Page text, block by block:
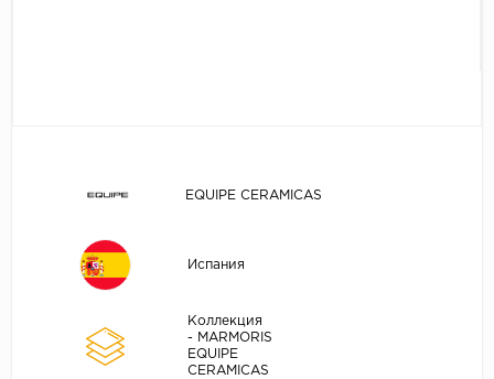
EQUIPE CERAMICAS
Испания
Коллекция
- MARMORIS
EQUIPE
CERAMICAS